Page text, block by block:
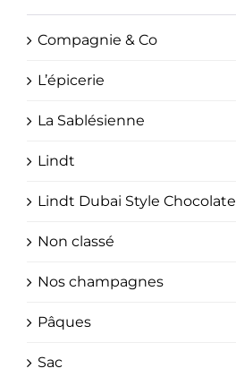
Compagnie & Co
L’épicerie
La Sablésienne
Lindt
Lindt Dubai Style Chocolate
Non classé
Nos champagnes
Pâques
Sac